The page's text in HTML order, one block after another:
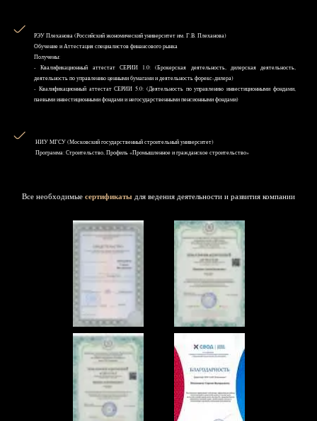
РЭУ Плеханова (Российский экономический университет им. Г.В. Плеханова)
Обучение и Аттестация специалистов финансового рынка
Получены:
- Квалификационный аттестат СЕРИИ 1.0: (Брокерская деятельность, дилерская деятельность,
деятельность по управлению ценными бумагами и деятельность форекс-дилера)
- Квалификационный аттестат СЕРИИ 5.0: (Деятельность по управлению инвестиционными фондами,
паевыми инвестиционными фондами и негосударственными пенсионными фондами)
НИУ MГСУ (Московский государственный строительный университет)
Программа: Строительство, Профиль «Промышленное и гражданское строительство»
Все необходимые сертификаты для ведения деятельности и развития компании